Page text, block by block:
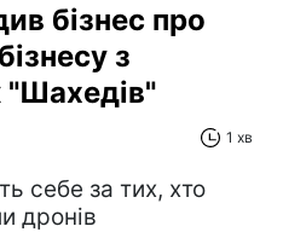
бізнес про
з
"Шахедів"
1 хв
себе за тих, хто
дронів